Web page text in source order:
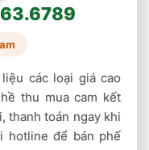
thấp nhất trong
tính năng ưu
các vật dụng
các loại giá cao
thu mua cam kết
thanh toán ngay khi
hotline để bán phế